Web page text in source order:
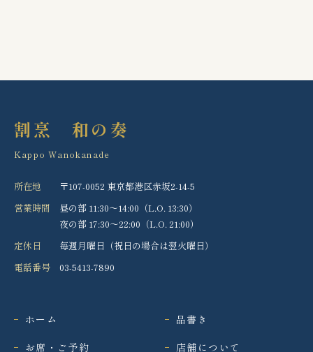
割烹 和の奏
Kappo Wanokanade
所在地
〒107-0052 東京都港区赤坂2-14-5
営業時間
昼の部 11:30〜14:00（L.O. 13:30）
夜の部 17:30〜22:00（L.O. 21:00）
定休日
毎週月曜日（祝日の場合は翌火曜日）
電話番号
03-5413-7890
ホーム
品書き
お席・ご予約
店舗について